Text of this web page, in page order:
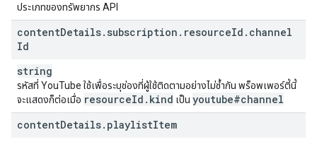
ประเภทของทรัพยากร API
contentDetails. subscription . resourceId . channel
Id
string
รหัสที่ YouTube ใช้เพื่อระบุช่องที่ผู้ใช้ติดตามอย่างไม่ซ้ำกัน พร็อพเพอร์ตี้นี้
จะแสดงก็ต่อเมื่อ resourceId . kind เป็น youtube#channel
contentDetails. playlistItem